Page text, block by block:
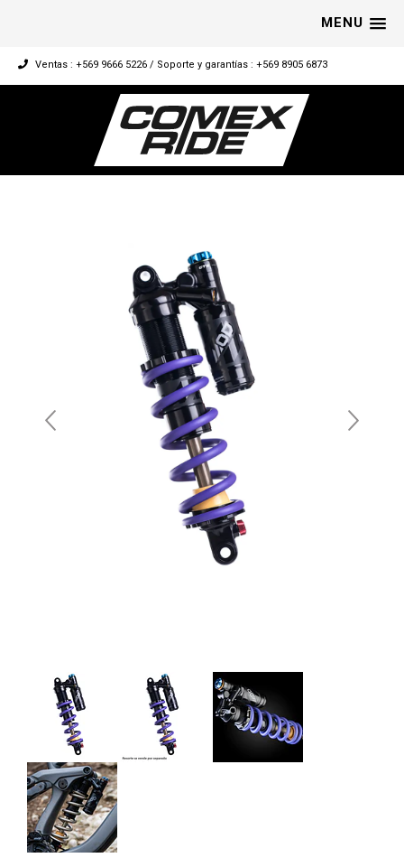
MENU
Ventas : +569 9666 5226 / Soporte y garantías : +569 8905 6873